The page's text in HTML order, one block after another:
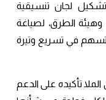
لجان تنسيقية
وهيئة الطرق، لصياغة
في تسريع وتيرة
تأكيده على الدعم